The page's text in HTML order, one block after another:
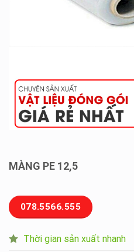
MÀNG PE 12,5
078.5566.555
Thời gian sản xuất nhanh